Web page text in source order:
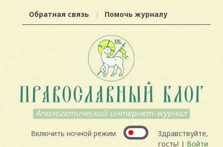
Обратная связь Помочь журналу
Включить ночной режим
Здравствуйте,
гость! | Войти